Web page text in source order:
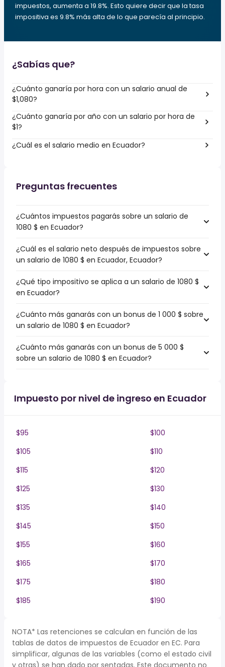
impuestos, aumenta a 19.8%. Esto quiere decir que la tasa
impositiva es 9.8% más alta de lo que parecía al principio.
¿Sabías que?
¿Cuánto ganaría por hora con un salario anual de
$1,080?
¿Cuánto ganaría por año con un salario por hora de
$1?
¿Cuál es el salario medio en Ecuador?
Preguntas frecuentes
¿Cuántos impuestos pagarás sobre un salario de
1080 $ en Ecuador?
¿Cuál es el salario neto después de impuestos sobre
un salario de 1080 $ en Ecuador, Ecuador?
¿Qué tipo impositivo se aplica a un salario de 1080 $
en Ecuador?
¿Cuánto más ganarás con un bonus de 1 000 $ sobre
un salario de 1080 $ en Ecuador?
¿Cuánto más ganarás con un bonus de 5 000 $
sobre un salario de 1080 $ en Ecuador?
Impuesto por nivel de ingreso en Ecuador
$95
$100
$105
$110
$115
$120
$125
$130
$135
$140
$145
$150
$155
$160
$165
$170
$175
$180
$185
$190
NOTA* Las retenciones se calculan en función de las
tablas de datos de impuestos de Ecuador en EC. Para
simplificar, algunas de las variables (como el estado civil
y otras) se han dado por sentadas. Este documento no